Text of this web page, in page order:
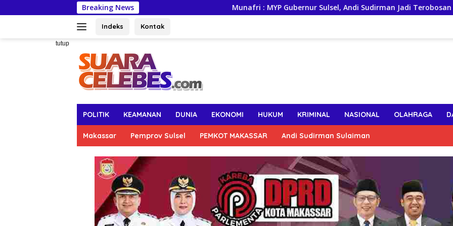
ke
Breaking News Munafri : MYP Gubernur Sulsel, Andi Sudirman Jadi Terobosan Besar Perkuat
Indeks Kontak
tutup
POLITIK KEAMANAN DUNIA EKONOMI HUKUM KRIMINAL NASIONAL OLAHRAGA
Makassar Pemprov Sulsel PEMKOT MAKASSAR Andi Sudirman Sulaiman